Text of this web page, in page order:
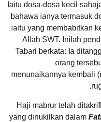
Iaitu dosa-dosa kecil
bahawa ianya termasuk
iaitu yang membabitkan
Allah SWT. Inilah
Tabari berkata: Ia
orang
menunaikannya kembali
Haji mabrur telah
yang dinukilkan dalam